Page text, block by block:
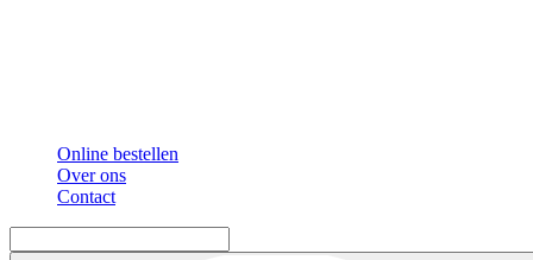
Online bestellen
Over ons
Contact